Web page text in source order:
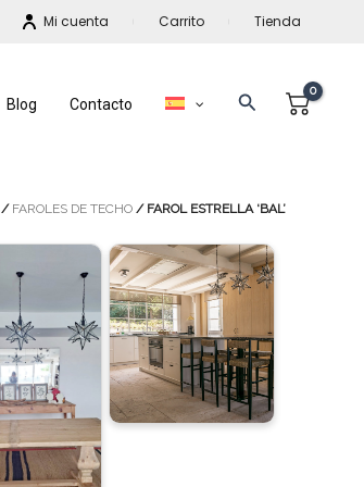
Mi cuenta Carrito Tienda
Blog Contacto Buscar
/ FAROLES DE TECHO / FAROL ESTRELLA ‘BAL’